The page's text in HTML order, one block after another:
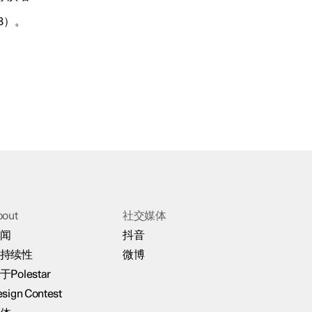
。
续性
Polestar
Contest
社交媒体
抖音
微博